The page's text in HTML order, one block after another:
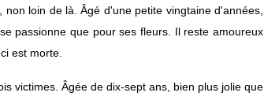
loin de là. Âgé d'une petite vingtaine d'années,
passionne que pour ses fleurs. Il reste amoureux
est morte.
victimes. Âgée de dix-sept ans, bien plus jolie que